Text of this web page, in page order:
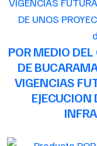
POR MEDIO
DE
VIGENCIAS
EJECUCION